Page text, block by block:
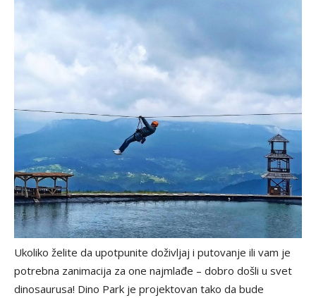
Ukoliko želite da upotpunite doživljaj i putovanje ili vam je
potrebna zanimacija za one najmlađe – dobro došli u svet
dinosaurusa! Dino Park je projektovan tako da bude